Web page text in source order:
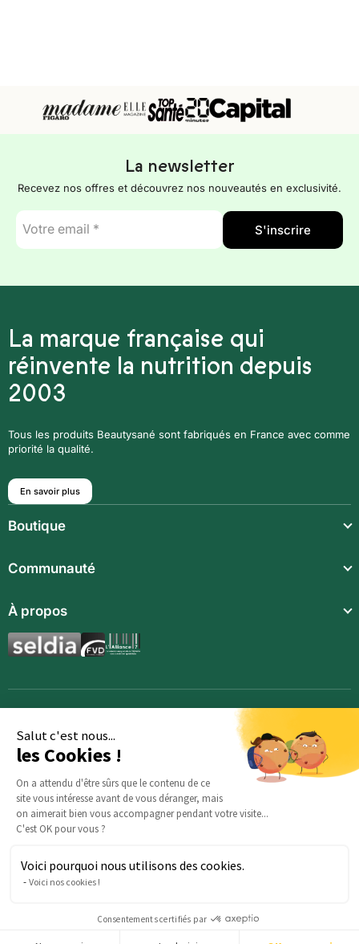
Salut c'est nous...
les Cookies !
On a attendu d'être sûrs que le contenu de ce
site vous intéresse avant de vous déranger, mais
on aimerait bien vous accompagner pendant votre visite...
C'est OK pour vous ?
Voici pourquoi nous utilisons des cookies.
Voici nos cookies !
Consentements certifiés par
La newsletter
Recevez nos offres et découvrez nos nouveautés en exclusivité.
E-
mail
*
S'inscrire
La marque française qui
réinvente la nutrition depuis
2003
Tous les produits Beautysané sont fabriqués en France avec comme
priorité la qualité.
En savoir plus
Boutique
Compléments alimentaires
Boissons techniques
Communauté
Communauté
Magazine
À propos
Qui sommes-nous ?
Opportunités
Inscription
Demande d’information
Des questions sur votre commande ? : Notre équipe est là
5 avenue Joffre, 57000 Metz, FRANCE |+33 (0)3 69 67 19 19